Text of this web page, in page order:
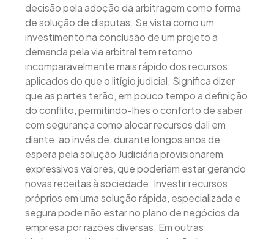
decisão pela adoção da arbitragem como forma
de solução de disputas. Se vista como um
investimento na conclusão de um projeto a
demanda pela via arbitral tem retorno
incomparavelmente mais rápido dos recursos
aplicados do que o litígio judicial. Significa dizer
que as partes terão, em pouco tempo a definição
do conflito, permitindo-lhes o conforto de saber
com segurança como alocar recursos dali em
diante, ao invés de, durante longos anos de
espera pela solução Judiciária provisionarem
expressivos valores, que poderiam estar gerando
novas receitas à sociedade. Investir recursos
próprios em uma solução rápida, especializada e
segura pode não estar no plano de negócios da
empresa por razões diversas. Em outras